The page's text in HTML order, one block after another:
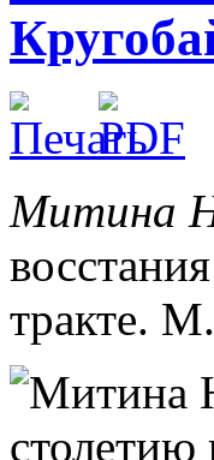
Митина
тракте.